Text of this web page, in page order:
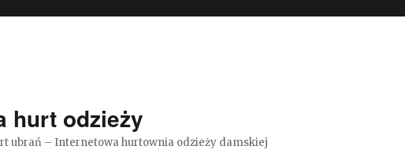
hurt odzieży
ubrań – Internetowa hurtownia odzieży damskiej